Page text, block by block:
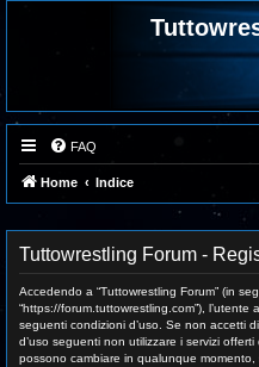
FAQ
Home Indice
Tuttowrestling Forum -
Accedendo a “Tuttowrestling Forum” (in
“https://forum.tuttowrestling.com”),
seguenti condizioni d’uso. Se non accetti
d’uso seguenti non utilizzare i servizi offerti
possono cambiare in qualunque momento,